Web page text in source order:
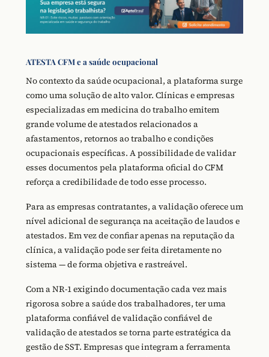
ATESTA CFM e a saúde ocupacional
No contexto da saúde ocupacional, a plataforma surge
como uma solução de alto valor. Clínicas e empresas
especializadas em medicina do trabalho emitem
grande volume de atestados relacionados a
afastamentos, retornos ao trabalho e condições
ocupacionais específicas. A possibilidade de validar
esses documentos pela plataforma oficial do CFM
reforça a credibilidade de todo esse processo.
Para as empresas contratantes, a validação oferece um
nível adicional de segurança na aceitação de laudos e
atestados. Em vez de confiar apenas na reputação da
clínica, a validação pode ser feita diretamente no
sistema — de forma objetiva e rastreável.
Com a NR-1 exigindo documentação cada vez mais
rigorosa sobre a saúde dos trabalhadores, ter uma
plataforma confiável de validação confiável de
validação de atestados se torna parte estratégica da
gestão de SST. Empresas que integram a ferramenta